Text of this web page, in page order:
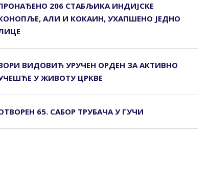
206 СТАБЉИКА ИНДИЈСКЕ
АЛИ И КОКАИН, УХАПШЕНО ЈЕДНО
ВИДОВИЋ УРУЧЕН ОРДЕН ЗА АКТИВНО
У ЖИВОТУ ЦРКВЕ
65. САБОР ТРУБАЧА У ГУЧИ